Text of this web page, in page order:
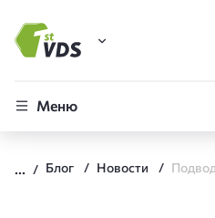
FirstVDS (вы здесь)
CLO
Меню
Блог Новости